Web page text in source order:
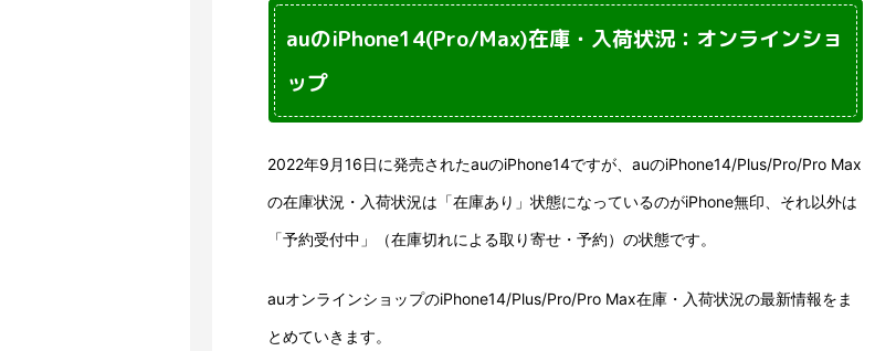
auのiPhone14(Pro/Max)在庫・入荷状況：オンラインショ
ップ
2022年9月16日に発売されたauのiPhone14ですが、auのiPhone14/Plus/Pro/Pro Max
の在庫状況・入荷状況は「在庫あり」状態になっているのがiPhone無印、それ以外は
「予約受付中」（在庫切れによる取り寄せ・予約）の状態です。
auオンラインショップのiPhone14/Plus/Pro/Pro Max在庫・入荷状況の最新情報をま
とめていきます。